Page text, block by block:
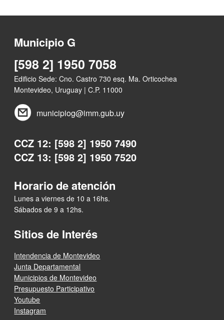
Municipio G
[598 2] 1950 7058
Edificio Sede: Cno. Castro 730 esq. Ma. Orticochea
Montevideo, Uruguay | C.P. 11000
municipiog@imm.gub.uy
CCZ 12: [598 2] 1950 7490
CCZ 13: [598 2] 1950 7520
Horario de atención
Lunes a viernes de 10 a 16hs.
Sábados de 9 a 12hs.
Sitios de Interés
Intendencia de Montevideo
Junta Departamental
Municipios de Montevideo
Presupuesto Participativo
Youtube
Instagram